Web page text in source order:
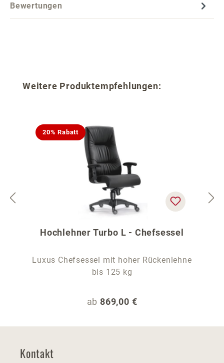
Bewertungen
Produktgalerie überspringen
Weitere Produktempfehlungen:
20% Rabatt
Hochlehner Turbo L - Chefsessel
Luxus Chefsessel mit hoher Rückenlehne
bis 125 kg
Regulärer Preis:
ab 869,00 €
Kontakt